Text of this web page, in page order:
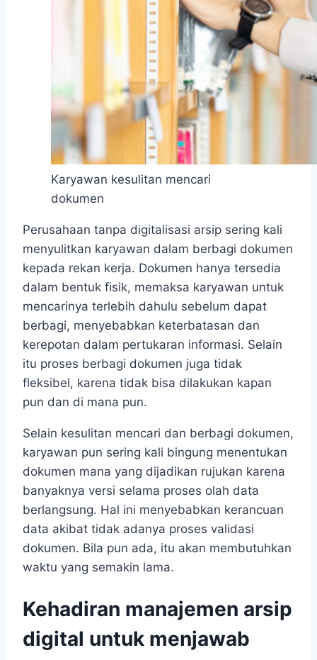
Karyawan kesulitan mencari
dokumen
Perusahaan tanpa digitalisasi arsip sering kali
menyulitkan karyawan dalam berbagi dokumen
kepada rekan kerja. Dokumen hanya tersedia
dalam bentuk fisik, memaksa karyawan untuk
mencarinya terlebih dahulu sebelum dapat
berbagi, menyebabkan keterbatasan dan
kerepotan dalam pertukaran informasi. Selain
itu proses berbagi dokumen juga tidak
fleksibel, karena tidak bisa dilakukan kapan
pun dan di mana pun.
Selain kesulitan mencari dan berbagi dokumen,
karyawan pun sering kali bingung menentukan
dokumen mana yang dijadikan rujukan karena
banyaknya versi selama proses olah data
berlangsung. Hal ini menyebabkan kerancuan
data akibat tidak adanya proses validasi
dokumen. Bila pun ada, itu akan membutuhkan
waktu yang semakin lama.
Kehadiran manajemen arsip
digital untuk menjawab